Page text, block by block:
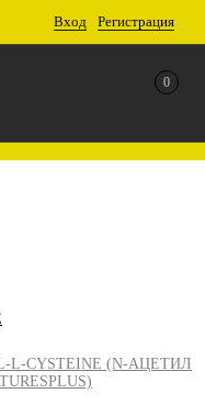
Вход Регистрация
0
L-CYSTEINE (N-АЦЕТИЛ